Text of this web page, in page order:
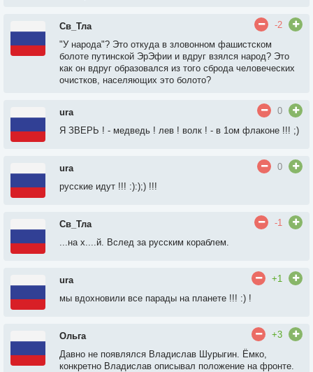
Св_Тла
-2
"У народа"? Это откуда в зловонном фашистском
болоте путинской ЭрЭфии и вдруг взялся народ? Это
как он вдруг образовался из того сброда человеческих
очистков, населяющих это болото?
ura
0
Я ЗВЕРЬ ! - медведь ! лев ! волк ! - в 1ом флаконе !!! ;)
ura
0
русские идут !!! :):);) !!!
Св_Тла
-1
...на х....й. Вслед за русским кораблем.
ura
+1
мы вдохновили все парады на планете !!! :) !
Ольга
+3
Давно не появлялся Владислав Шурыгин. Ёмко,
конкретно Владислав описывал положение на фронте.